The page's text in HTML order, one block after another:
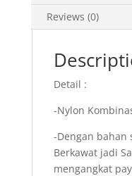
-
Lovable
quantity
Reviews (0)
Detail :
-Nylon
-Dengan bahan
Berkawat jadi
mengangkat